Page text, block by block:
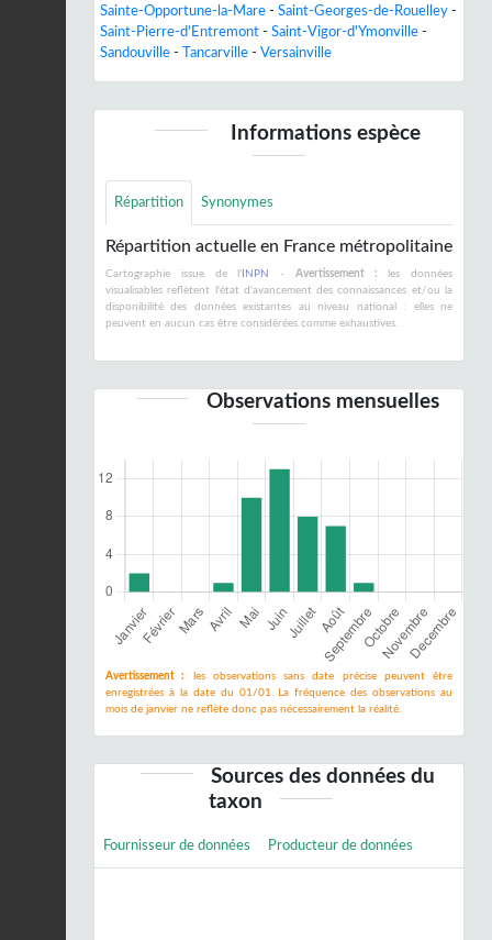
Sainte-Opportune-la-Mare - Saint-Georges-de-Rouelley -
Saint-Pierre-d'Entremont - Saint-Vigor-d'Ymonville -
Sandouville - Tancarville - Versainville
Informations espèce
Répartition Synonymes
Répartition actuelle en France métropolitaine
Cartographie issue de l' INPN - Avertissement : les données
visualisables reflètent l'état d'avancement des connaissances et/ou la
disponibilité des données existantes au niveau national : elles ne
peuvent en aucun cas être considérées comme exhaustives.
Observations mensuelles
Avertissement :
les observations sans date précise peuvent être
enregistrées à la date du 01/01. La fréquence des observations au
mois de janvier ne reflète donc pas nécessairement la réalité.
Sources des données du
taxon
Fournisseur de données Producteur de données